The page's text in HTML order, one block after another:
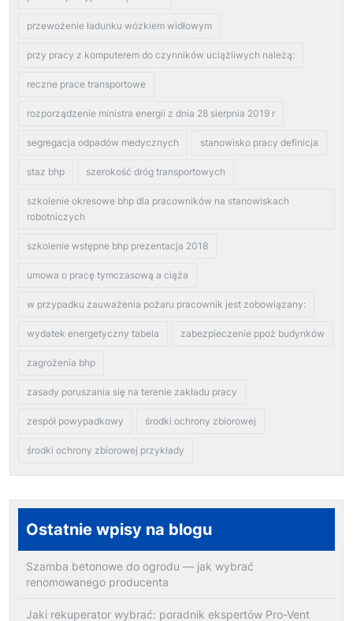
przewożenie ładunku wózkiem widłowym
przy pracy z komputerem do czynników uciążliwych należą:
reczne prace transportowe
rozporządzenie ministra energii z dnia 28 sierpnia 2019 r
segregacja odpadów medycznych stanowisko pracy definicja
staz bhp szerokość dróg transportowych
szkolenie okresowe bhp dla pracowników na stanowiskach
robotniczych
szkolenie wstępne bhp prezentacja 2018
umowa o pracę tymczasową a ciąża
w przypadku zauważenia pożaru pracownik jest zobowiązany:
wydatek energetyczny tabela zabezpieczenie ppoż budynków
zagrożenia bhp
zasady poruszania się na terenie zakładu pracy
zespół powypadkowy środki ochrony zbiorowej
środki ochrony zbiorowej przykłady
Ostatnie wpisy na blogu
Szamba betonowe do ogrodu — jak wybrać
renomowanego producenta
Jaki rekuperator wybrać: poradnik ekspertów Pro-Vent